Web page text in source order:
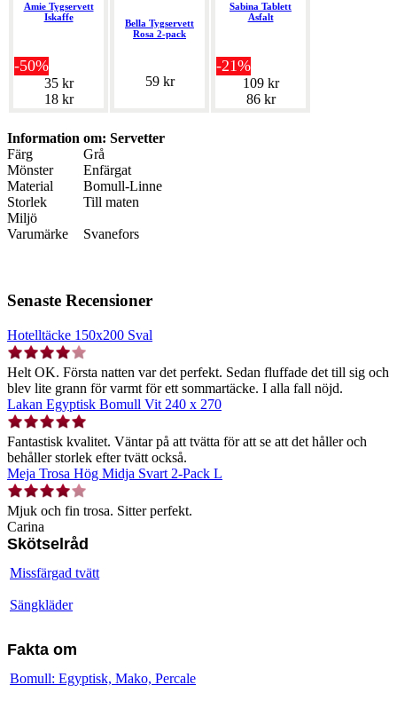
Amie Tygservett
Iskaffe
-50%
35 kr
18 kr
Bella Tygservett
Rosa 2-pack
59 kr
Sabina Tablett
Asfalt
-21%
109 kr
86 kr
Information om: Servetter
Färg
Grå
Mönster
Enfärgat
Material
Bomull-Linne
Storlek
Till maten
Miljö
Varumärke
Svanefors
Senaste Recensioner
Hotelltäcke 150x200 Sval
Helt OK. Första natten var det perfekt. Sedan fluffade det till sig och
blev lite grann för varmt för ett sommartäcke. I alla fall nöjd.
Lakan Egyptisk Bomull Vit 240 x 270
Fantastisk kvalitet. Väntar på att tvätta för att se att det håller och
behåller storlek efter tvätt också.
Meja Trosa Hög Midja Svart 2-Pack L
Mjuk och fin trosa. Sitter perfekt.
Carina
Skötselråd
Missfärgad tvätt
Sängkläder
Fakta om
Bomull: Egyptisk, Mako, Percale